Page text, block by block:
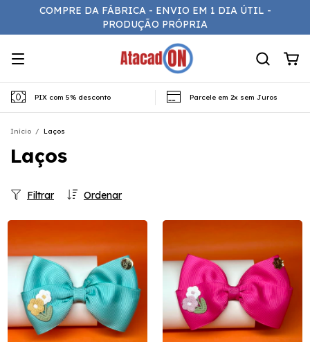
COMPRE DA FÁBRICA - ENVIO EM 1 DIA ÚTIL -
PRODUÇÃO PRÓPRIA
PIX com 5% desconto Parcele em 2x sem Juros
Início / Laços
Laços
Ordenar
Filtrar